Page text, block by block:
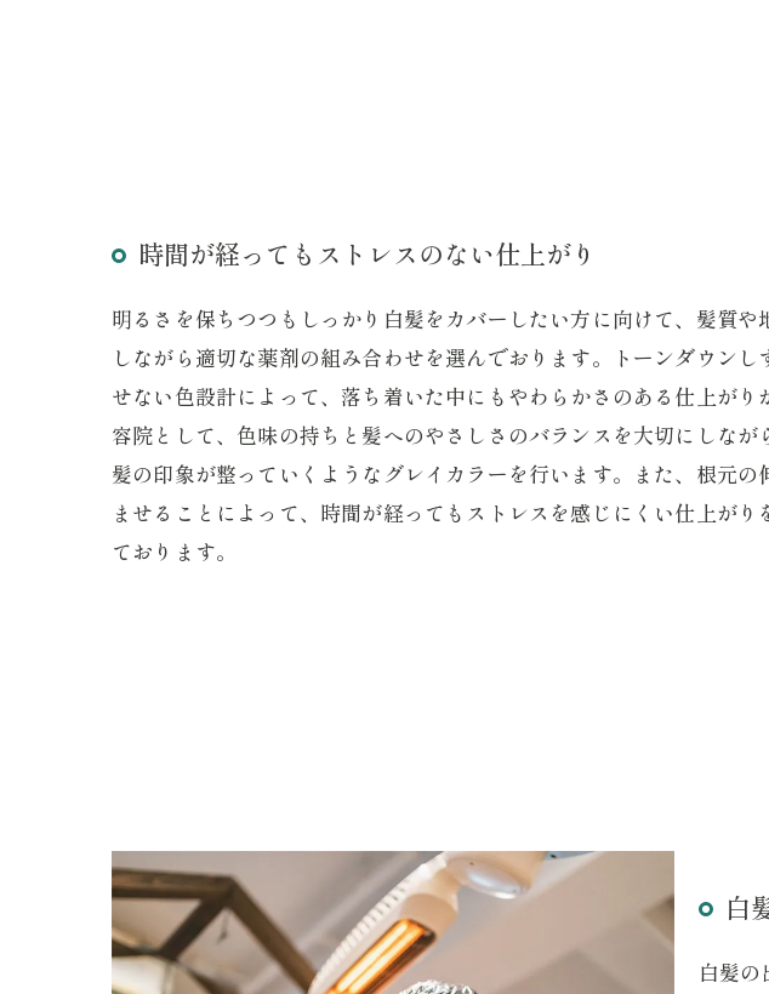
時間が経ってもストレスのない仕上がり
明るさを保ちつつもしっかり白髪をカバーしたい方に向けて、髪質や
しながら適切な薬剤の組み合わせを選んでおります。トーンダウンし
せない色設計によって、落ち着いた中にもやわらかさのある仕上がり
容院として、色味の持ちと髪へのやさしさのバランスを大切にしなが
髪の印象が整っていくようなグレイカラーを行います。また、根元の
ませることによって、時間が経ってもストレスを感じにくい仕上がり
ております。
白
白髪